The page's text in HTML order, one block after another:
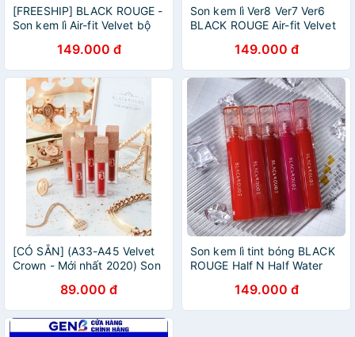
[FREESHIP] BLACK ROUGE -
Son kem lì Air-fit Velvet bộ
rouge A13 A22 Blackrouge
149.000 đ
Son kem lì Ver8 Ver7 Ver6
BLACK ROUGE Air-fit Velvet
môi The Crystal A44
BLRO01
149.000 đ
[CÓ SẴN] (A33-A45 Velvet
Crown - Mới nhất 2020) Son
Velvet Tint Ver 8 -
Blackrouge ver8
89.000 đ
Son kem lì tint bóng BLACK
ROUGE Half N Half Water
HG08 mềm mướt căng
mọng mịn môi BLRO09
149.000 đ